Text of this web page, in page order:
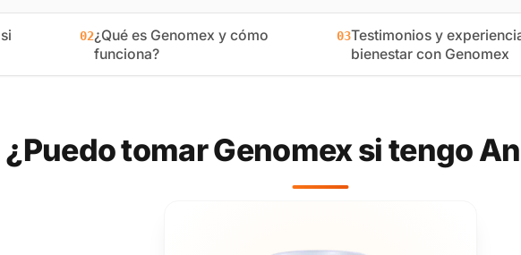
02¿Qué es Genomex y cómo
funciona?
03Testimonios y
bienestar con Genomex
¿Puedo tomar Genomex si tengo